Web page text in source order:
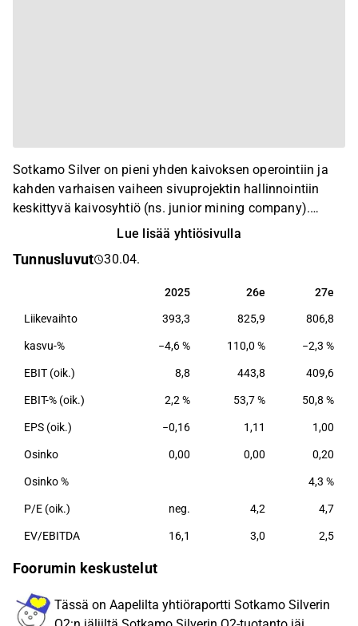
Sotkamo Silver on pieni yhden kaivoksen operointiin ja
kahden varhaisen vaiheen sivuprojektin hallinnointiin
keskittyvä kaivosyhtiö (ns. junior mining company).
Konserni koostuu Ruotsiin rekisteröidystä emoyhtiö
suomalaisesta Sotkamo Silver Oy:stä. Yhtiöllä on myös
mineraalioikeuksia jalo- ja perusmetalleja sisältäviin
Lue lisää yhtiösivulla
Tunnusluvut 30.04.
2025 26e 27e
2025 26e 27e
Liikevaihto 393,3 825,9 806,8
kasvu-% −4,6 % 110,0 % −2,3 %
EBIT (oik.) 8,8 443,8 409,6
EBIT-% (oik.) 2,2 % 53,7 % 50,8 %
EPS (oik.) −0,16 1,11 1,00
Osinko 0,00 0,00 0,20
Osinko % 4,3 %
P/E (oik.) neg. 4,2 4,7
EV/EBITDA 16,1 3,0 2,5
Foorumin keskustelut
Tässä on Aapelilta yhtiöraportti Sotkamo Silverin